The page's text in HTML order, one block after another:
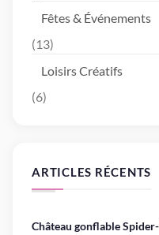
Fêtes & Événements
(13)
Loisirs Créatifs
(6)
ARTICLES RÉCENTS
Château gonflable